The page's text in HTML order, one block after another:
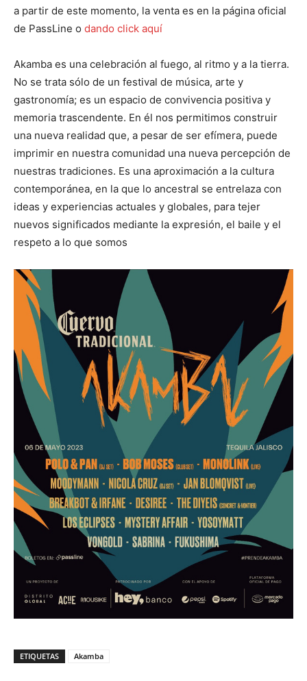
a partir de este momento, la venta es en la página oficial
de PassLine o dando click aquí
Akamba es una celebración al fuego, al ritmo y a la tierra.
No se trata sólo de un festival de música, arte y
gastronomía; es un espacio de convivencia positiva y
memoria trascendente. En él nos permitimos construir
una nueva realidad que, a pesar de ser efímera, puede
imprimir en nuestra comunidad una nueva percepción de
nuestras tradiciones. Es una aproximación a la cultura
contemporánea, en la que lo ancestral se entrelaza con
ideas y experiencias actuales y globales, para tejer
nuevos significados mediante la expresión, el baile y el
respeto a lo que somos
ETIQUETAS Akamba